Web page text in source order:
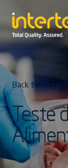
Back to
Teste